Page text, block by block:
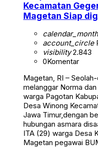
Kecamatan
Magetan Siap
calendar_month
account_circle
visibility2.843
0Komentar
Magetan, RI –
melanggar Norma
warga Pagotan
Desa Winong
Jawa Timur,dengan
hubungan asmara
ITA (29) warga Desa
Magetan pegawai